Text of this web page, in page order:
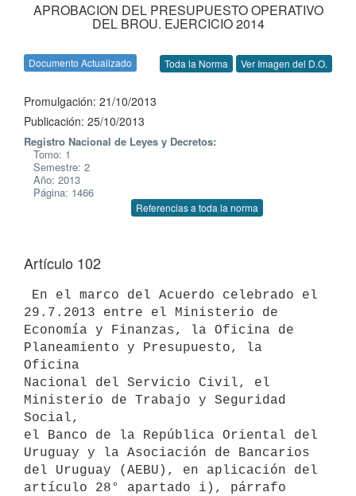
APROBACION DEL PRESUPUESTO OPERATIVO
DEL BROU. EJERCICIO 2014
Documento Actualizado Toda la Norma Ver Imagen del D.O.
Promulgación: 21/10/2013
Publicación: 25/10/2013
Registro Nacional de Leyes y Decretos:
Tomo: 1
Semestre: 2
Año: 2013
Página: 1466
Referencias a toda la norma
Artículo 102
29.7.2013 entre el Ministerio de
Economía y Finanzas, la Oficina de
Planeamiento y Presupuesto, la
Oficina
Nacional del Servicio Civil, el
Ministerio de Trabajo y Seguridad
Social,
el Banco de la República Oriental del
Uruguay y la Asociación de Bancarios
del Uruguay (AEBU), en aplicación del
artículo 28° apartado i), párrafo